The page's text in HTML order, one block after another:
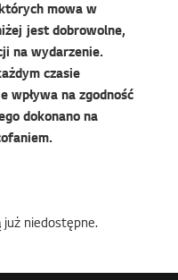
mowa w
jest dobrowolne,
na wydarzenie.
czasie
wpływa na zgodność
dokonano na
już niedostępne.